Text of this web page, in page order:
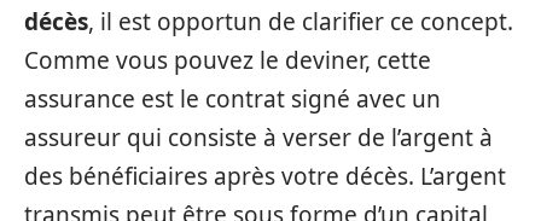
décès, il est opportun de clarifier ce concept.
Comme vous pouvez le deviner, cette
assurance est le contrat signé avec un
assureur qui consiste à verser de l’argent à
des bénéficiaires après votre décès. L’argent
transmis peut être sous forme d’un capital